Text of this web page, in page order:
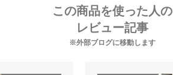
この商品を使った人の
レビュー記事
※外部ブログに移動します